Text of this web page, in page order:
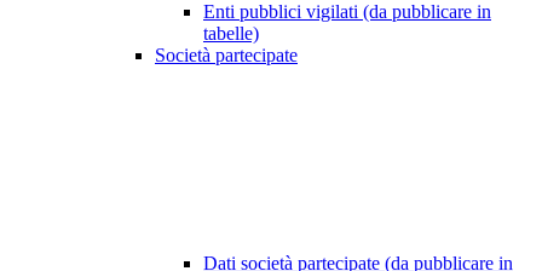
Enti pubblici vigilati (da pubblicare in
tabelle)
Società partecipate
Dati società partecipate (da pubblicare in